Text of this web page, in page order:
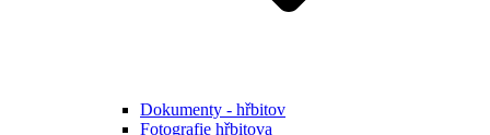
Dokumenty - hřbitov
Fotografie hřbitova